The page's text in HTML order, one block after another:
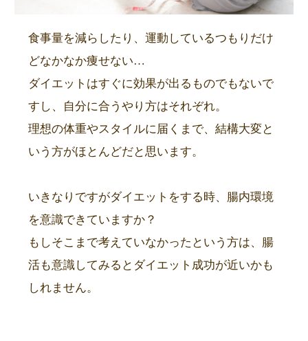
食事量を減らしたり、運動しているつもりだけ
どなかなか痩せない…
ダイエットはすぐに効果が出るものでもないで
すし、自分に合うやり方はそれぞれ。
理想の体重やスタイルに届くまで、結構大変と
いう方がほとんどだと思います。
いきなりですがダイエットをする時、腸内環境
を意識できていますか？
もしそこまで考えていなかったという方は、腸
活も意識してみるとダイエット成功が近いかも
しれません。